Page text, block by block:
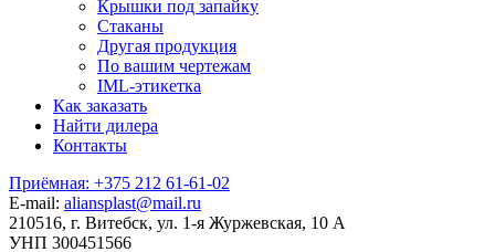
Крышки под запайку
Стаканы
Другая продукция
По вашим чертежам
IML-этикетка
Как заказать
Найти дилера
Контакты
Приёмная: +375 212 61-61-02
E-mail: aliansplast@mail.ru
210516, г. Витебск, ул. 1-я Журжевская, 10 А
УНП 300451566